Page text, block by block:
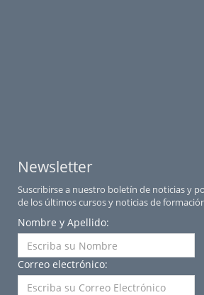
Newsletter
Suscribirse a nuestro boletín de noticias y
de los últimos cursos y noticias de
Nombre y Apellido:
Correo electrónico: